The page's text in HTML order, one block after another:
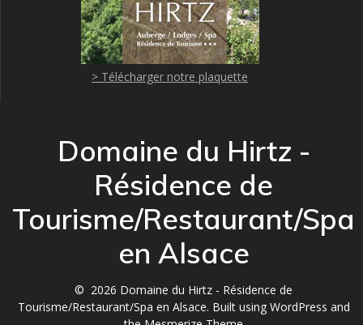
> Télécharger notre plaquette
Domaine du Hirtz -
Résidence de
Tourisme/Restaurant/Spa
en Alsace
© 2026 Domaine du Hirtz - Résidence de
Tourisme/Restaurant/Spa en Alsace. Built using WordPress and